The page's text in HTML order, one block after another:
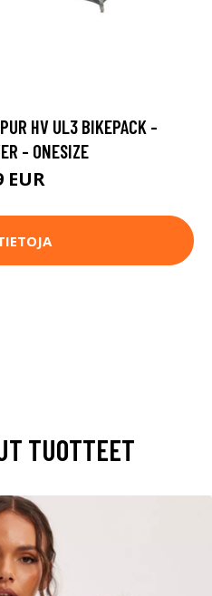
HV UL3 BIKEPACK -
- ONESIZE
EUR
TUOTTEET